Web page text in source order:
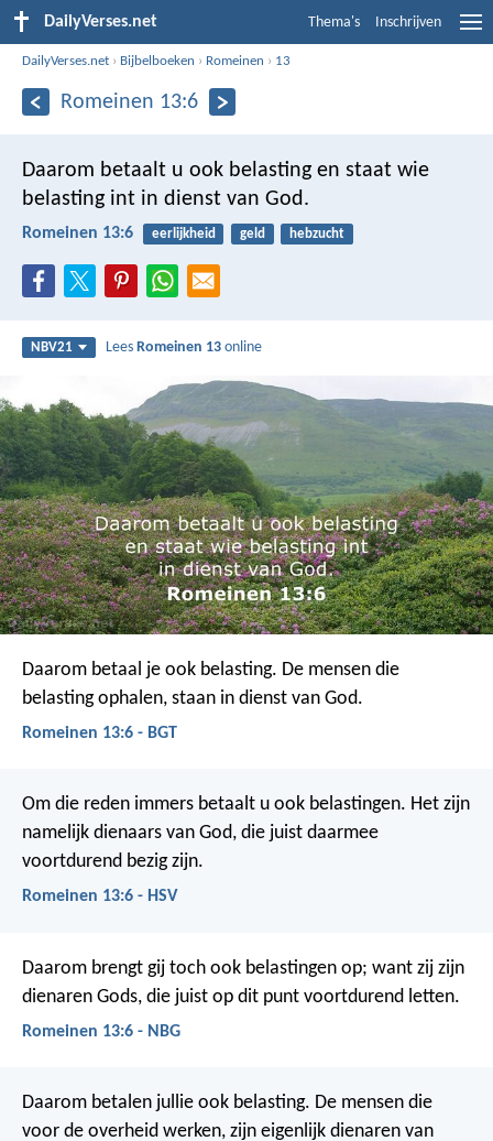
DailyVerses.net Thema's Inschrijven
DailyVerses.net › Bijbelboeken › Romeinen › 13
Romeinen 13:6
Daarom betaalt u ook belasting en staat wie
belasting int in dienst van God.
Romeinen 13:6 eerlijkheid geld hebzucht
NBV21 LeesRomeinen 13 online
Daarom betaal je ook belasting. De mensen die
belasting ophalen, staan in dienst van God.
Romeinen 13:6 - BGT
Om die reden immers betaalt u ook belastingen. Het zijn
namelijk dienaars van God, die juist daarmee
voortdurend bezig zijn.
Romeinen 13:6 - HSV
Daarom brengt gij toch ook belastingen op; want zij zijn
dienaren Gods, die juist op dit punt voortdurend letten.
Romeinen 13:6 - NBG
Daarom betalen jullie ook belasting. De mensen die
voor de overheid werken, zijn eigenlijk dienaren van